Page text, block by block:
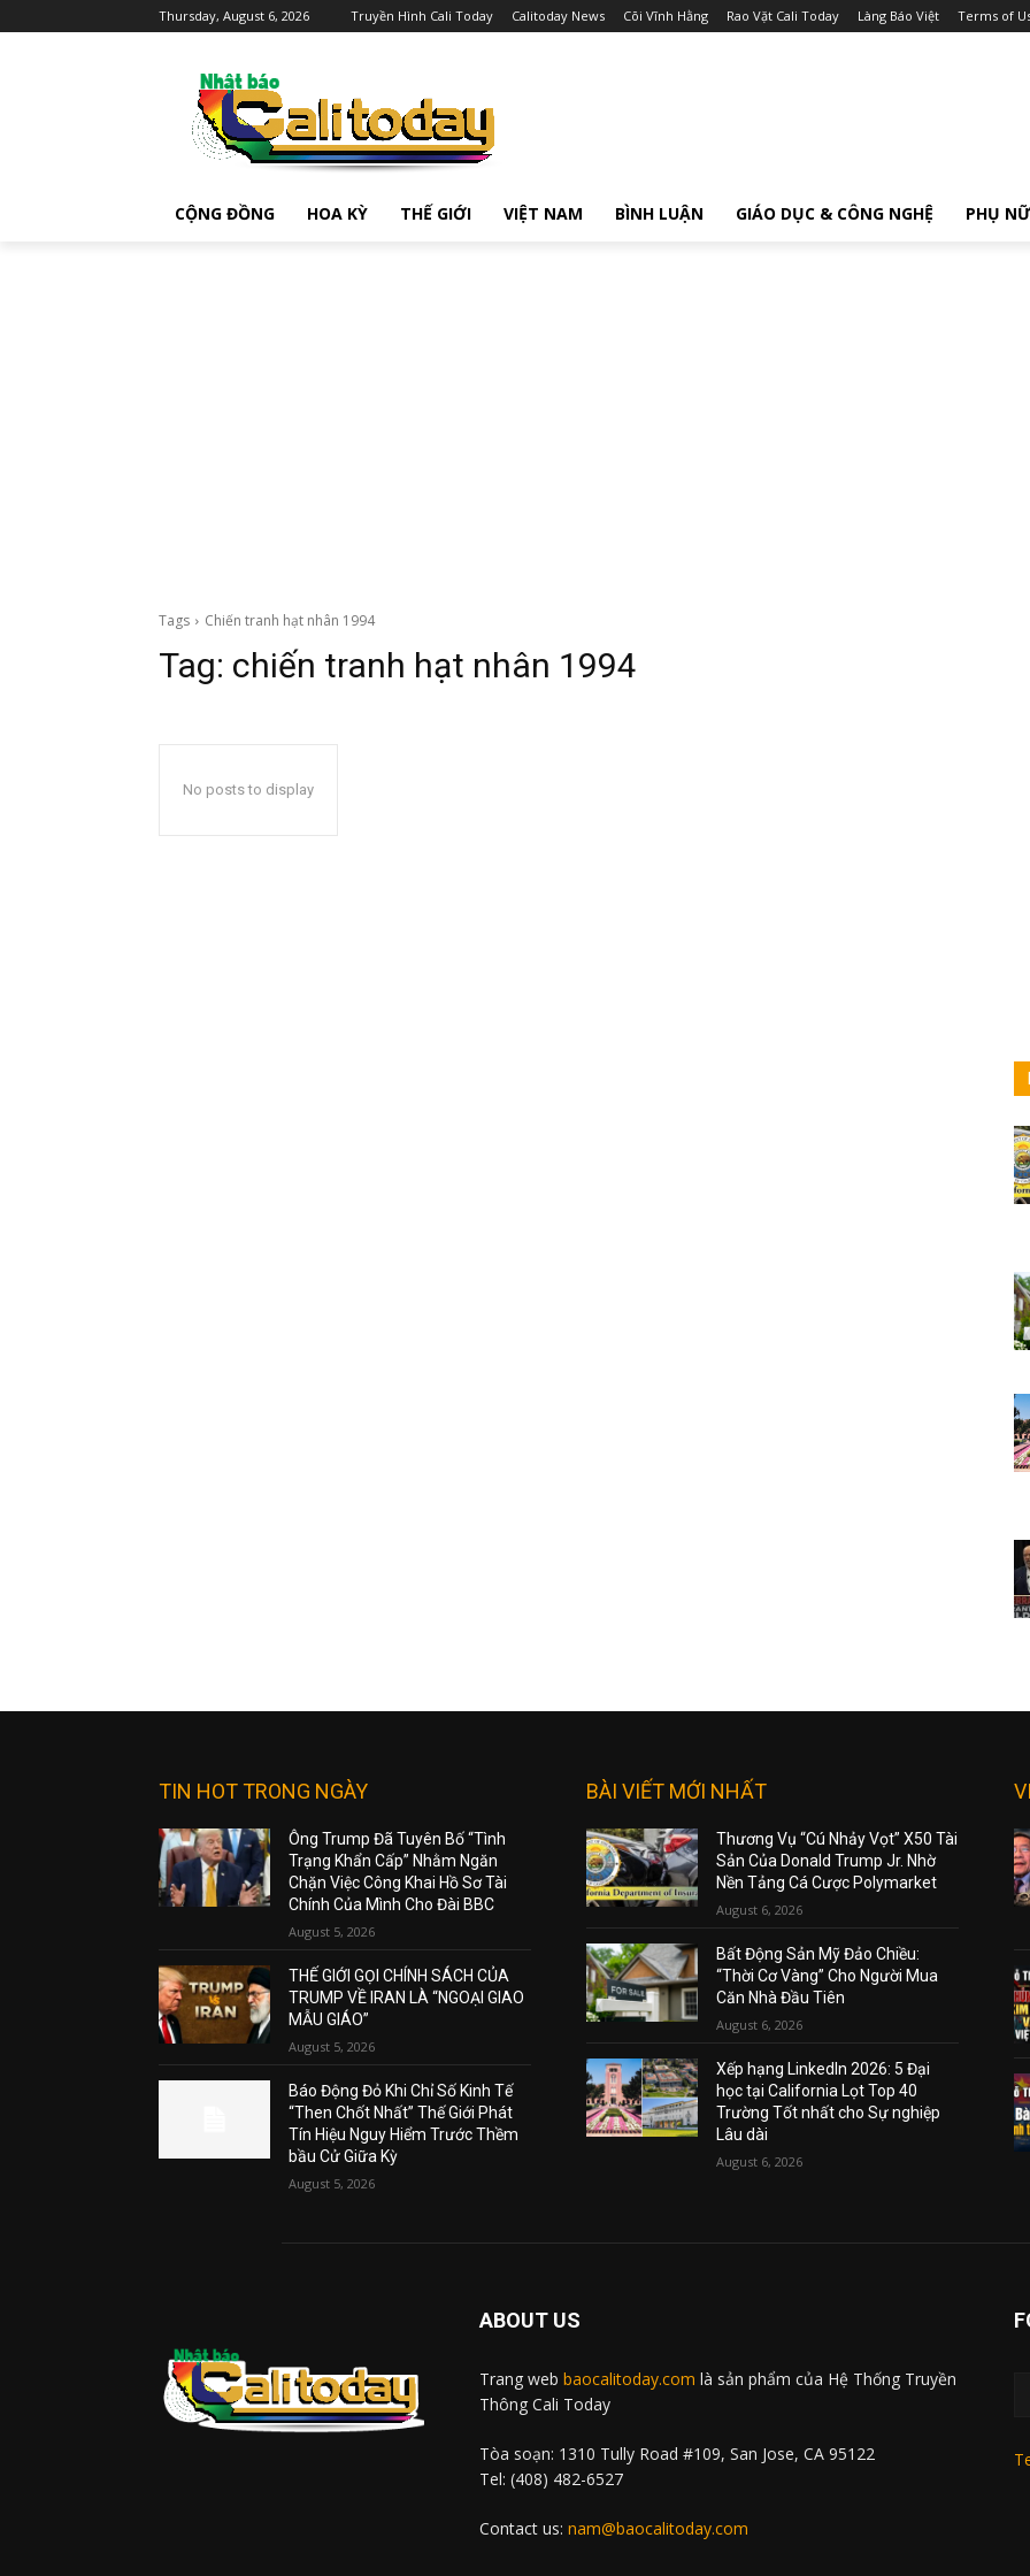
Thursday, August 6, 2026 Truyền Hình Cali Today Calitoday News Cõi Vĩnh Hằng Rao Vặt Cali Today Làng Báo Việt Terms of
CỘNG ĐỒNG HOA KỲ THẾ GIỚI VIỆT NAM BÌNH LUẬN GIÁO DỤC & CÔNG NGHỆ PHỤ NỮ
Tags Chiến tranh hạt nhân 1994
Tag: chiến tranh hạt nhân 1994
No posts to display
TIN HOT TRONG NGÀY
Ông Trump Đã Tuyên Bố “Tình
Trạng Khẩn Cấp” Nhằm Ngăn
Chặn Việc Công Khai Hồ Sơ Tài
Chính Của Mình Cho Đài BBC
August 5, 2026
THẾ GIỚI GỌI CHÍNH SÁCH CỦA
TRUMP VỀ IRAN LÀ “NGOẠI GIAO
MẪU GIÁO”
August 5, 2026
Báo Động Đỏ Khi Chỉ Số Kinh Tế
“Then Chốt Nhất” Thế Giới Phát
Tín Hiệu Nguy Hiểm Trước Thềm
bầu Cử Giữa Kỳ
August 5, 2026
BÀI VIẾT MỚI NHẤT
Thương Vụ “Cú Nhảy Vọt” X50 Tài
Sản Của Donald Trump Jr. Nhờ
Nền Tảng Cá Cược Polymarket
August 6, 2026
Bất Động Sản Mỹ Đảo Chiều:
“Thời Cơ Vàng” Cho Người Mua
Căn Nhà Đầu Tiên
August 6, 2026
Xếp hạng LinkedIn 2026: 5 Đại
học tại California Lọt Top 40
Trường Tốt nhất cho Sự nghiệp
Lâu dài
August 6, 2026
ABOUT US
Trang web baocalitoday.com là sản phẩm của Hệ Thống Truyền
Thông Cali Today
Tòa soạn: 1310 Tully Road #109, San Jose, CA 95122
Tel: (408) 482-6527
Contact us: nam@baocalitoday.com